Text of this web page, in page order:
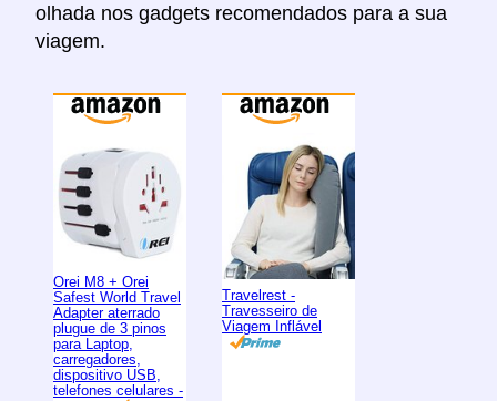
olhada nos gadgets recomendados para a sua
viagem.
Orei M8 + Orei
Safest World Travel
Adapter aterrado
plugue de 3 pinos
para Laptop,
carregadores,
dispositivo USB,
telefones celulares -
Travelrest -
Travesseiro de
Viagem Inflável